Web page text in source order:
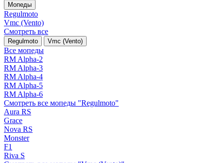
Мопеды
Regulmoto
Vmc (Vento)
Смотреть все
Regulmoto Vmc (Vento)
Все мопеды
RM Alpha-2
RM Alpha-3
RM Alpha-4
RM Alpha-5
RM Alpha-6
Смотреть все мопеды "Regulmoto"
Aura RS
Grace
Nova RS
Monster
F1
Riva S